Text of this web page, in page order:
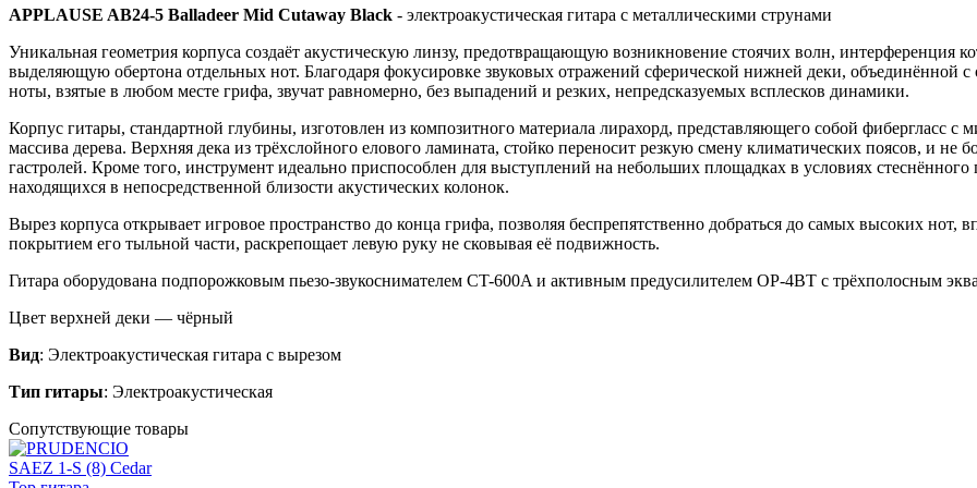
APPLAUSE AB24-5 Balladeer Mid Cutaway Black - электроакустическая гитара с металлическими струнами
Уникальная геометрия корпуса создаёт акустическую линзу, предотвращающую возникновение стоячих волн, интерференция
выделяющую обертона отдельных нот. Благодаря фокусировке звуковых отражений сферической нижней деки, объединённой
ноты, взятые в любом месте грифа, звучат равномерно, без выпадений и резких, непредсказуемых всплесков динамики.
Корпус гитары, стандартной глубины, изготовлен из композитного материала лирахорд, представляющего собой фибергласс
массива дерева. Верхняя дека из трёхслойного елового ламината, стойко переносит резкую смену климатических поясов, и не
гастролей. Кроме того, инструмент идеально приспособлен для выступлений на небольших площадках в условиях
находящихся в непосредственной близости акустических колонок.
Вырез корпуса открывает игровое пространство до конца грифа, позволяя беспрепятственно добраться до самых высоких нот,
покрытием его тыльной части, раскрепощает левую руку не сковывая её подвижность.
Гитара оборудована подпорожковым пьезо-звукоснимателем CT-600A и активным предусилителем OP-4BT с трёхполосным
Цвет верхней деки — чёрный
Вид: Электроакустическая гитара с вырезом
Тип гитары: Электроакустическая
Сопутствующие товары